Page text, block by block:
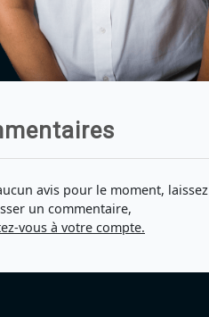
avis pour le moment,
un commentaire,
vous à votre compte.